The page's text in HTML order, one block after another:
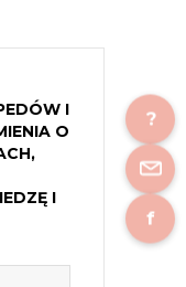
I
O
I
?
f